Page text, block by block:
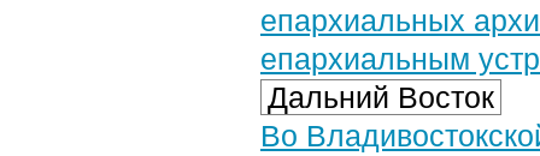
епархиальных
епархиальным
Дальний Восток
Во